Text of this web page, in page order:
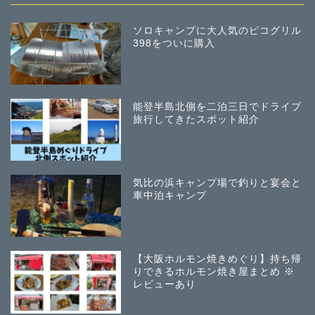
ソロキャンプに大人気のピコグリル
398をついに購入
能登半島北側を二泊三日でドライブ
旅行してきたスポット紹介
気比の浜キャンプ場で釣りと宴会と
車中泊キャンプ
【大阪ホルモン焼きめぐり】持ち帰
りできるホルモン焼き屋まとめ ※
レビューあり